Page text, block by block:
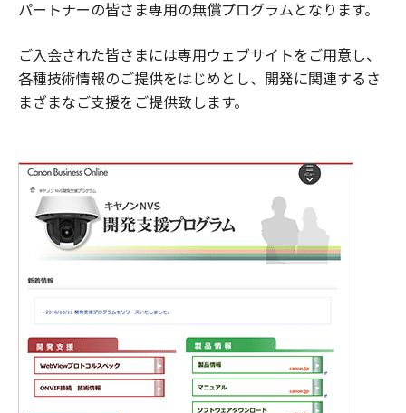
パートナーの皆さま専用の無償プログラムとなります。
ご入会された皆さまには専用ウェブサイトをご用意し、
各種技術情報のご提供をはじめとし、開発に関連するさ
まざまなご支援をご提供致します。